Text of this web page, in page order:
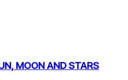
MOON AND STARS